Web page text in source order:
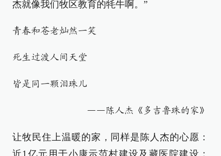
杰就像我们牧区教育的牦牛啊。”
青春和苍老灿然一笑
死生过渡人间天堂
皆是同一颗泪珠儿
——陈人杰《多吉鲁珠的家》
让牧民住上温暖的家，同样是陈人杰的心愿：
近1亿元用于小康示范村建设及藏医院建设；